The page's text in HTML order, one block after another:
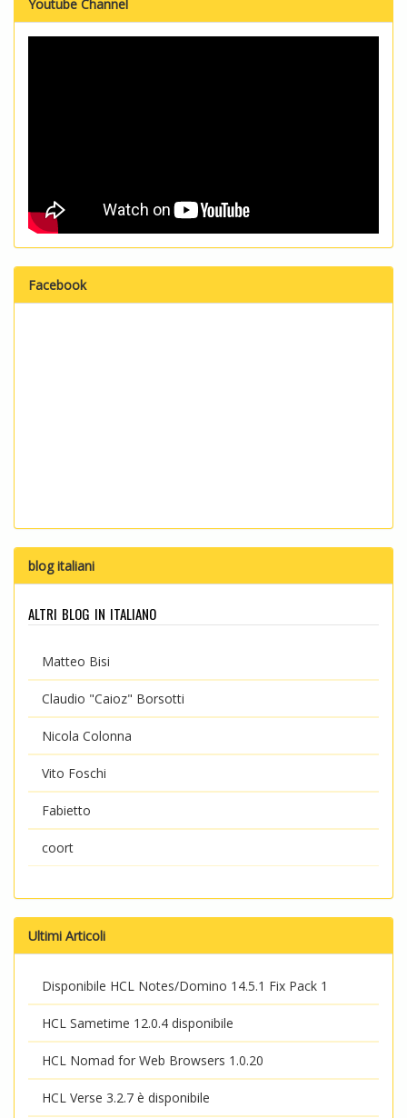
Youtube Channel
Facebook
blog italiani
altri blog in italiano
Matteo Bisi
Claudio "Caioz" Borsotti
Nicola Colonna
Vito Foschi
Fabietto
coort
Ultimi Articoli
Disponibile HCL Notes/Domino 14.5.1 Fix Pack 1
HCL Sametime 12.0.4 disponibile
HCL Nomad for Web Browsers 1.0.20
HCL Verse 3.2.7 è disponibile